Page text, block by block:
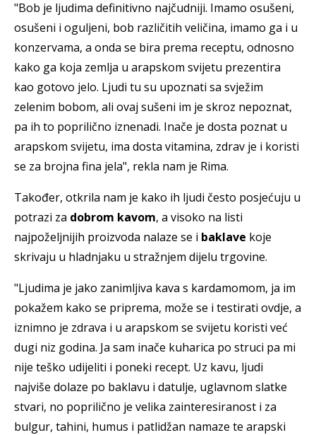
"Bob je ljudima definitivno najčudniji. Imamo osušeni,
osušeni i oguljeni, bob različitih veličina, imamo ga i u
konzervama, a onda se bira prema receptu, odnosno
kako ga koja zemlja u arapskom svijetu prezentira
kao gotovo jelo. Ljudi tu su upoznati sa svježim
zelenim bobom, ali ovaj sušeni im je skroz nepoznat,
pa ih to poprilično iznenadi. Inače je dosta poznat u
arapskom svijetu, ima dosta vitamina, zdrav je i koristi
se za brojna fina jela", rekla nam je Rima.
Također, otkrila nam je kako ih ljudi često posjećuju u
potrazi za dobrom kavom, a visoko na listi
najpoželjnijih proizvoda nalaze se i baklave koje
skrivaju u hladnjaku u stražnjem dijelu trgovine.
"Ljudima je jako zanimljiva kava s kardamomom, ja im
pokažem kako se priprema, može se i testirati ovdje, a
iznimno je zdrava i u arapskom se svijetu koristi već
dugi niz godina. Ja sam inače kuharica po struci pa mi
nije teško udijeliti i poneki recept. Uz kavu, ljudi
najviše dolaze po baklavu i datulje, uglavnom slatke
stvari, no poprilično je velika zainteresiranost i za
bulgur, tahini, humus i patlidžan namaze te arapski